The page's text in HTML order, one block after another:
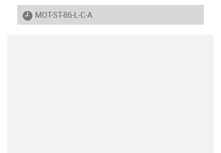
igus-icon-lieferzeit
MOT-ST-86-L-C-A